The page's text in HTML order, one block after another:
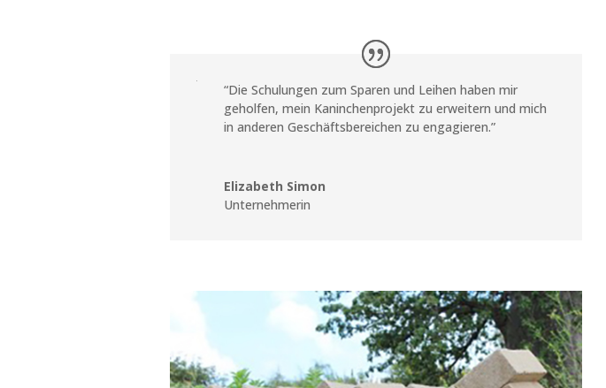
“Die Schulungen zum Sparen und Leihen haben mir
geholfen, mein Kaninchenprojekt zu erweitern und mich
in anderen Geschäftsbereichen zu engagieren.”
Elizabeth Simon
Unternehmerin